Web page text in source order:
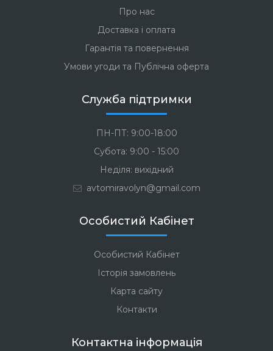
Про нас
Доставка і оплата
Гарантія та повернення
Умови угоди та Публічна оферта
Служба підтримки
ПН-ПТ: 9:00-18:00
Субота: 9:00 - 15:00
Неділя: вихідний
avtomiravolyn@gmail.com
Особистий Кабінет
Особистий Кабінет
Історія замовлень
Карта сайту
Контакти
Контактна інформація